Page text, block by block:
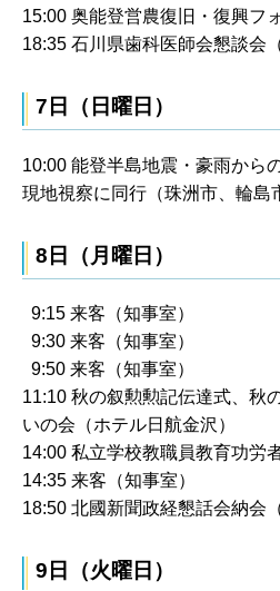
15:00 奥能登営農復旧・復興フ
18:35 石川県歯科医師会懇談会
7日（日曜日）
10:00 能登半島地震・豪雨から
現地視察に同行（珠洲市、輪島
8日（月曜日）
9:15 来客（知事室）
9:30 来客（知事室）
9:50 来客（知事室）
11:10 秋の叙勲勲記伝達式、秋
いの会（ホテル日航金沢）
14:00 私立学校教職員教育功労
14:35 来客（知事室）
18:50 北國新聞政経懇話会納会
9日（火曜日）